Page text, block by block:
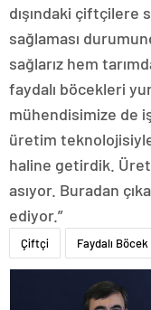
dışındaki çiftçilere
sağlaması
sağlarız hem
faydalı böcekleri
mühendisimize de
üretim
haline getirdik.
asıyor. Buradan
ediyor.”
Çiftçi Faydalı Böcek